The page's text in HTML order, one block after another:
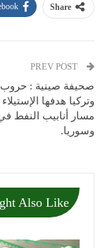
Share
صحيفة صينية : حروب
وتركيا هدفها
مسار أنابيب النفط
وسوريا.
Also Like